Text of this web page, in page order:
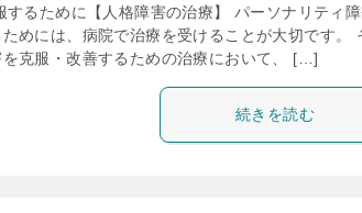
るために【人格障害の治療】 パーソナリティ
めには、病院で治療を受けることが大切です。
克服・改善するための治療において、 […]
続きを読む